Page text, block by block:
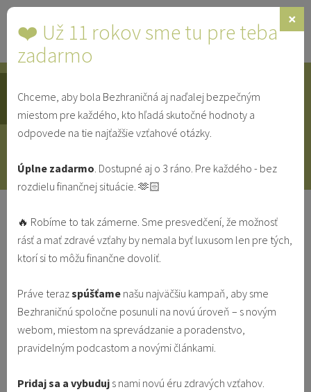
Toggle
IDENTITA SINGLE SVEDECTVÁ
Identita podľa témyIdentita
NAJNOVŠIE NAJČÍTANEJŠIE
❤️ Už 11 rokov sme tu pre teba
zadarmo
×
Chceme, aby bola Bezhraničná aj naďalej bezpečným
miestom pre každého, kto hľadá skutočné hodnoty a
odpovede na tie najťažšie vzťahové otázky.
Úplne zadarmo. Dostupné aj o 3 ráno. Pre každého - bez
rozdielu finančnej situácie. 🫶🏻
🔥 Robíme to tak zámerne. Sme presvedčení, že možnosť
rásť a mať zdravé vzťahy by nemala byť luxusom len pre tých,
ktorí si to môžu finančne dovoliť.
Práve terazspúšťame našu najväčšiu kampaň, aby sme
Bezhraničnú spoločne posunuli na novú úroveň – s novým
webom, miestom na sprevádzanie a poradenstvo,
pravidelným podcastom a novými článkami.
Pridaj sa a vybuduj s nami novú éru zdravých vzťahov.